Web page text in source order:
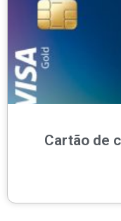
Cartão de